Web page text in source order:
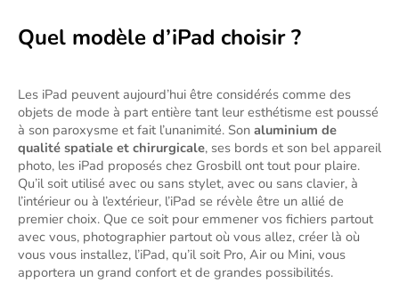
Quel modèle d’iPad choisir ?
Les iPad peuvent aujourd’hui être considérés comme des
objets de mode à part entière tant leur esthétisme est poussé
à son paroxysme et fait l’unanimité. Son aluminium de
qualité spatiale et chirurgicale, ses bords et son bel appareil
photo, les iPad proposés chez Grosbill ont tout pour plaire.
Qu’il soit utilisé avec ou sans stylet, avec ou sans clavier, à
l’intérieur ou à l’extérieur, l’iPad se révèle être un allié de
premier choix. Que ce soit pour emmener vos fichiers partout
avec vous, photographier partout où vous allez, créer là où
vous vous installez, l’iPad, qu’il soit Pro, Air ou Mini, vous
apportera un grand confort et de grandes possibilités.